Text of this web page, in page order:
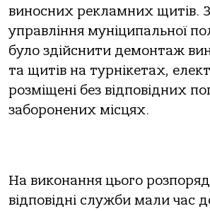
виносних рекламних щитів.
управління муніципальної
було здійснити демонтаж
та щитів на турнікетах,
розміщені без відповідних
заборонених місцях.
На виконання цього
відповідні служби мали час